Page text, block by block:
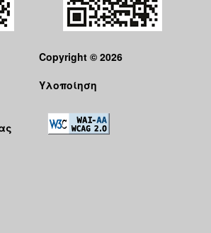
Copyright © 2026
Υλοποίηση